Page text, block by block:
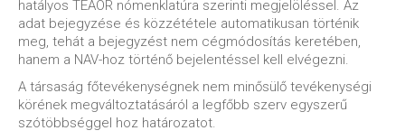
hatályos TEÁOR nómenklatúra szerinti megjelöléssel. Az
adat bejegyzése és közzététele automatikusan történik
meg, tehát a bejegyzést nem cégmódosítás keretében,
hanem a NAV-hoz történő bejelentéssel kell elvégezni.
A társaság főtevékenységnek nem minősülő tevékenységi
körének megváltoztatásáról a legfőbb szerv egyszerű
szótöbbséggel hoz határozatot.